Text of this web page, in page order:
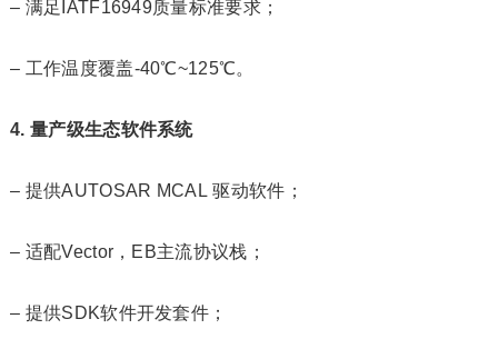
– 满足IATF16949质量标准要求；
– 工作温度覆盖-40℃~125℃。
4. 量产级生态软件系统
– 提供AUTOSAR MCAL 驱动软件；
– 适配Vector，EB主流协议栈；
– 提供SDK软件开发套件；